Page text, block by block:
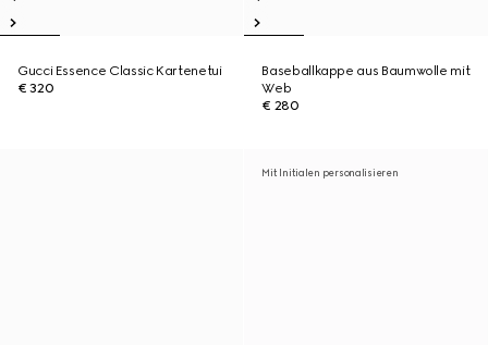
Gucci Essence Classic Kartenetui
€ 320
Baseballkappe aus Baumwolle mit
Web
€ 280
Mit Initialen personalisieren